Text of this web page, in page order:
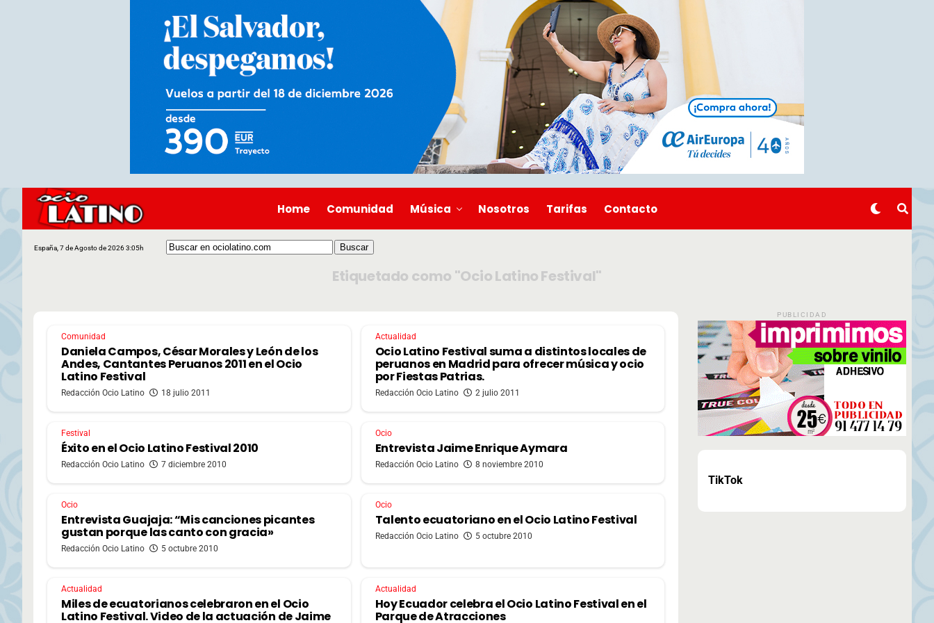
Home Comunidad Música Nosotros Tarifas Contacto
España, 7 de Agosto de 2026 3:05h
Etiquetado como "Ocio Latino Festival"
Comunidad
Daniela Campos, César Morales y León de los
Andes, Cantantes Peruanos 2011 en el Ocio
Latino Festival
Redacción Ocio Latino 18 julio 2011
Actualidad
Ocio Latino Festival suma a distintos locales de
peruanos en Madrid para ofrecer música y ocio
por Fiestas Patrias.
Redacción Ocio Latino 2 julio 2011
Festival
Éxito en el Ocio Latino Festival 2010
Redacción Ocio Latino 7 diciembre 2010
Ocio
Entrevista Jaime Enrique Aymara
Redacción Ocio Latino 8 noviembre 2010
Ocio
Entrevista Guajaja: “Mis canciones picantes
gustan porque las canto con gracia»
Redacción Ocio Latino 5 octubre 2010
Ocio
Talento ecuatoriano en el Ocio Latino Festival
Redacción Ocio Latino 5 octubre 2010
Actualidad
Miles de ecuatorianos celebraron en el Ocio
Latino Festival. Video de la actuación de Jaime
Actualidad
Hoy Ecuador celebra el Ocio Latino Festival en el
Parque de Atracciones
PUBLICIDAD
TikTok